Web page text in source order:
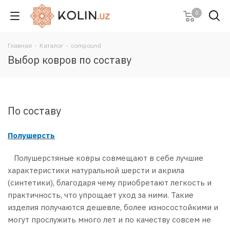
0
Главная - Каталог - compound
Выбор ковров по составу
По составу
Полушерсть
Полушерстяные ковры совмещают в себе лучшие
характеристики натуральной шерсти и акрила
(синтетики), благодаря чему приобретают легкость и
практичность, что упрощает уход за ними. Такие
изделия получаются дешевле, более износостойкими и
могут прослужить много лет и по качеству совсем не